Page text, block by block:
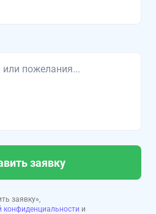
заявку
заявку»,
конфиденциальности и